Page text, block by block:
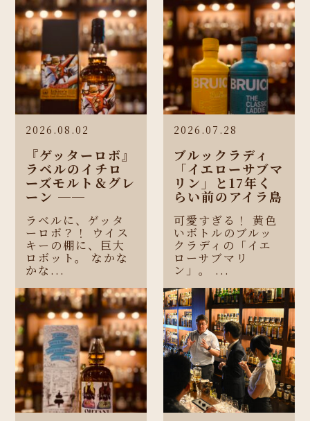
2026.08.02
『ゲッターロボ』
ラベルのイチロ
ーズモルト＆グレ
ーン ──
ラベルに、ゲッタ
ーロボ？！ ウイス
キーの棚に、巨大
ロボット。 なかな
かな...
2026.07.28
ブルックラディ
「イエローサブマ
リン」と17年く
らい前のアイラ島
可愛すぎる！ 黄色
いボトルのブルッ
クラディの「イエ
ローサブマリ
ン」。 ...